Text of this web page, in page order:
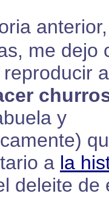
me dejo
y
a la
deleite de